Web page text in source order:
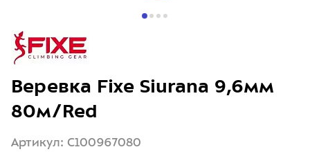
Веревка Fixe Siurana 9,6мм
80м/Red
Артикул: C100967080